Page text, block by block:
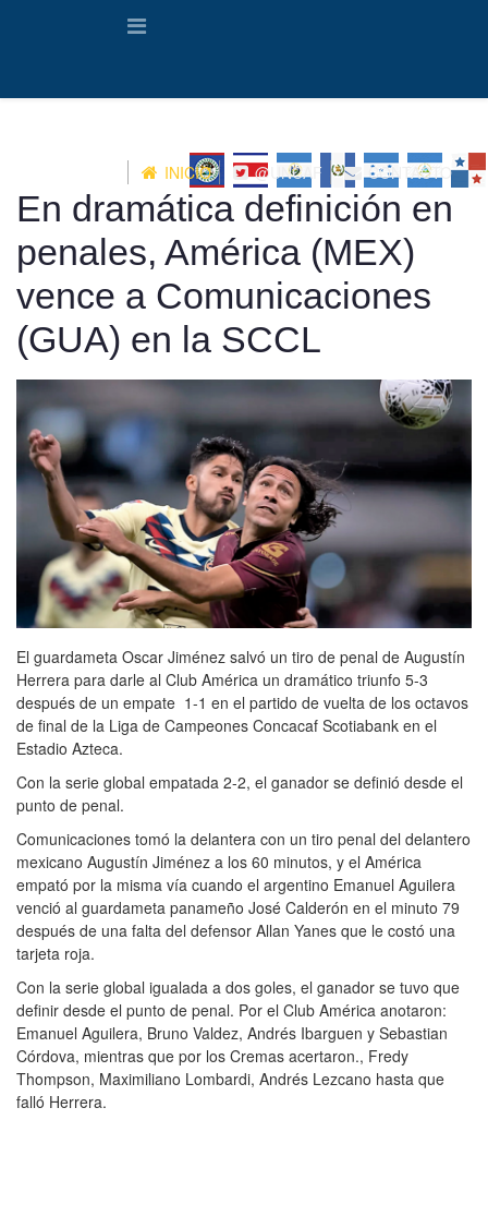
INICIO @UNCAF CONTACTO
En dramática definición en
penales, América (MEX)
vence a Comunicaciones
(GUA) en la SCCL
El guardameta Oscar Jiménez salvó un tiro de penal de Augustín
Herrera para darle al Club América un dramático triunfo 5-3
después de un empate 1-1 en el partido de vuelta de los octavos
de final de la Liga de Campeones Concacaf Scotiabank en el
Estadio Azteca.
Con la serie global empatada 2-2, el ganador se definió desde el
punto de penal.
Comunicaciones tomó la delantera con un tiro penal del delantero
mexicano Augustín Jiménez a los 60 minutos, y el América
empató por la misma vía cuando el argentino Emanuel Aguilera
venció al guardameta panameño José Calderón en el minuto 79
después de una falta del defensor Allan Yanes que le costó una
tarjeta roja.
Con la serie global igualada a dos goles, el ganador se tuvo que
definir desde el punto de penal. Por el Club América anotaron:
Emanuel Aguilera, Bruno Valdez, Andrés Ibarguen y Sebastian
Córdova, mientras que por los Cremas acertaron., Fredy
Thompson, Maximiliano Lombardi, Andrés Lezcano hasta que
falló Herrera.